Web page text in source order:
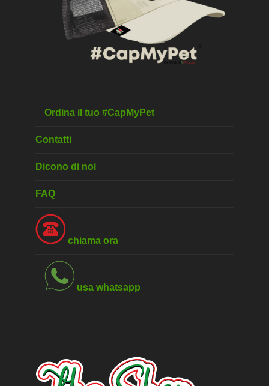
Ordina il tuo #CapMyPet
Contatti
Dicono di noi
FAQ
chiama ora
usa whatsapp